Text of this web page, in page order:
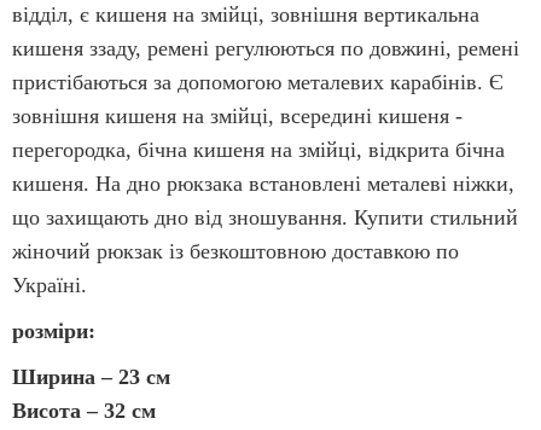
відділ, є кишеня на змійці, зовнішня вертикальна
кишеня ззаду, ремені регулюються по довжині, ремені
пристібаються за допомогою металевих карабінів. Є
зовнішня кишеня на змійці, всередині кишеня -
перегородка, бічна кишеня на змійці, відкрита бічна
кишеня. На дно рюкзака встановлені металеві ніжки,
що захищають дно від зношування. Купити стильний
жіночий рюкзак із безкоштовною доставкою по
Україні.
розміри:
Ширина – 23 см
Висота – 32 см